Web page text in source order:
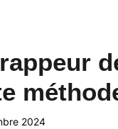
2024